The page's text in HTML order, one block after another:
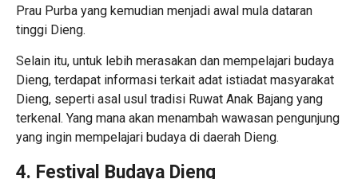
Prau Purba yang kemudian menjadi awal mula dataran
tinggi Dieng.
Selain itu, untuk lebih merasakan dan mempelajari budaya
Dieng, terdapat informasi terkait adat istiadat masyarakat
Dieng, seperti asal usul tradisi Ruwat Anak Bajang yang
terkenal. Yang mana akan menambah wawasan pengunjung
yang ingin mempelajari budaya di daerah Dieng.
4. Festival Budaya Dieng